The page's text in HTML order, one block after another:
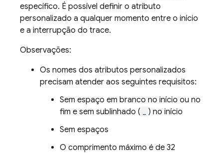
específico. É possível definir o atributo
personalizado a qualquer momento entre o início
e a interrupção do trace.
Observações:
Os nomes dos atributos personalizados
precisam atender aos seguintes requisitos:
Sem espaço em branco no início ou no
fim e sem sublinhado (
) no início
Sem espaços
O comprimento máximo é de 32